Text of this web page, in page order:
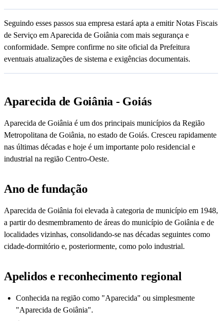
Seguindo esses passos sua empresa estará apta a emitir Notas Fiscais
de Serviço em Aparecida de Goiânia com mais segurança e
conformidade. Sempre confirme no site oficial da Prefeitura
eventuais atualizações de sistema e exigências documentais.
Aparecida de Goiânia - Goiás
Aparecida de Goiânia é um dos principais municípios da Região
Metropolitana de Goiânia, no estado de Goiás. Cresceu rapidamente
nas últimas décadas e hoje é um importante polo residencial e
industrial na região Centro-Oeste.
Ano de fundação
Aparecida de Goiânia foi elevada à categoria de município em 1948,
a partir do desmembramento de áreas do município de Goiânia e de
localidades vizinhas, consolidando-se nas décadas seguintes como
cidade-dormitório e, posteriormente, como polo industrial.
Apelidos e reconhecimento regional
Conhecida na região como "Aparecida" ou simplesmente
"Aparecida de Goiânia".